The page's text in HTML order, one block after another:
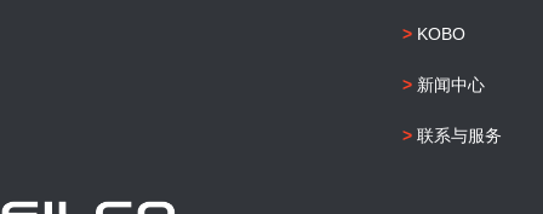
>KOBO
>新闻中心
>联系与服务